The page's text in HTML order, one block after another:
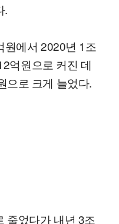
.
원에서 2020년 1조
억원으로 커진 데
으로 크게 늘었다.
줄었다가 내년 3조